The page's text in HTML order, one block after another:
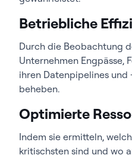
Betriebliche
Durch die Beobachtung
Unternehmen Engpässe,
ihren Datenpipelines und
beheben.
Optimierte
Indem sie ermitteln,
kritischsten sind und wo